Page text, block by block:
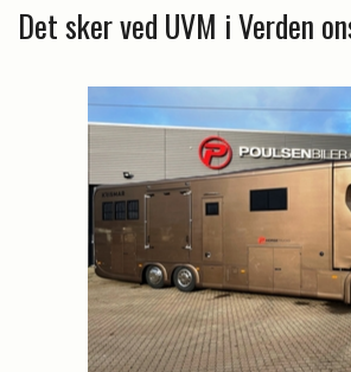
Det sker ved UVM i Verden